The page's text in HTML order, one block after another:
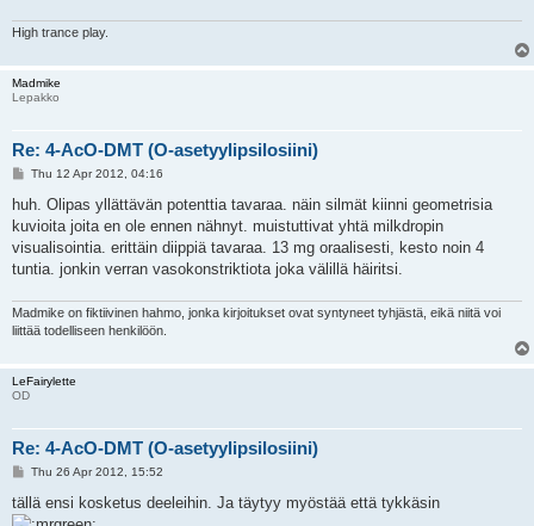
High trance play.
Madmike
Lepakko
Re: 4-AcO-DMT (O-asetyylipsilosiini)
P
s
Thu 12 Apr 2012, 04:16
huh. Olipas yllättävän potenttia tavaraa. näin silmät kiinni geometrisia
kuvioita joita en ole ennen nähnyt. muistuttivat yhtä milkdropin
visualisointia. erittäin diippiä tavaraa. 13 mg oraalisesti, kesto noin 4
tuntia. jonkin verran vasokonstriktiota joka välillä häiritsi.
Madmike on fiktiivinen hahmo, jonka kirjoitukset ovat syntyneet tyhjästä, eikä niitä voi
liittää todelliseen henkilöön.
LeFairylette
Re: 4-AcO-DMT (O-asetyylipsilosiini)
P
s
t
Thu 26 Apr 2012, 15:52
tällä ensi kosketus deeleihin. Ja täytyy myöstää että tykkäsin